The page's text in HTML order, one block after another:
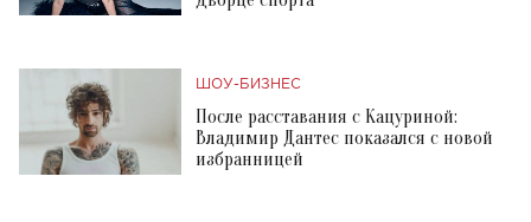
ШОУ-БИЗНЕС
После расставания с Кацуриной:
Владимир Дантес показался с новой
избранницей